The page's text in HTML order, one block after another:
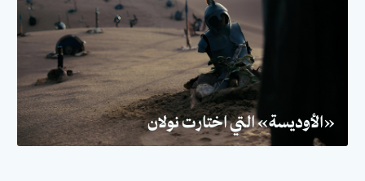
«الأوديسة» التي اختارت نولان